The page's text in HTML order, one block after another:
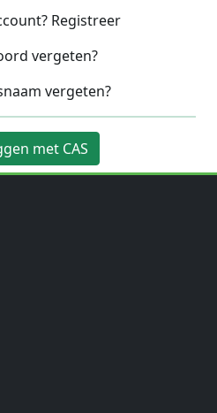
Registreer
vergeten?
vergeten?
met CAS